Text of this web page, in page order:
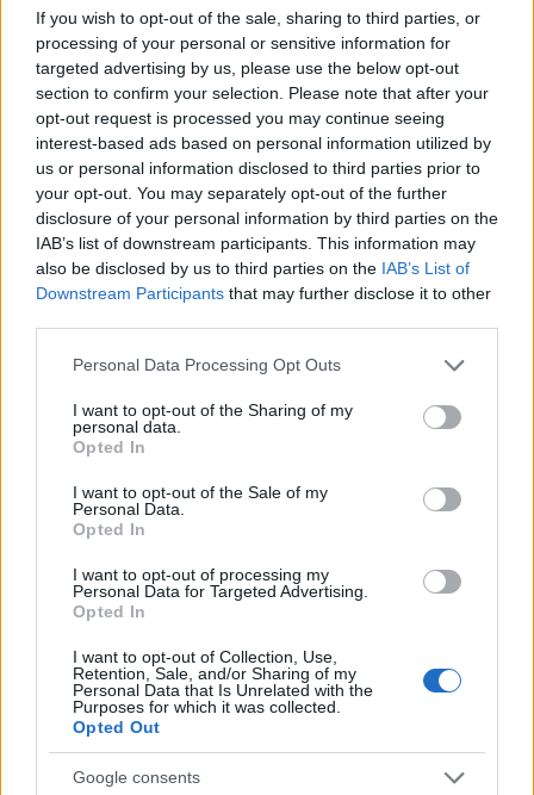
If you wish to opt-out of the sale, sharing to third parties, or
processing of your personal or sensitive information for
targeted advertising by us, please use the below opt-out
section to confirm your selection. Please note that after your
opt-out request is processed you may continue seeing
interest-based ads based on personal information utilized by
us or personal information disclosed to third parties prior to
your opt-out. You may separately opt-out of the further
disclosure of your personal information by third parties on the
IAB’s list of downstream participants. This information may
also be disclosed by us to third parties on the IAB’s List of
Downstream Participants that may further disclose it to other
Please note that this website/app uses one or more Google
not limited to your visit or usage behaviour. You may click to
grant or deny consent to Google and its third-party tags to
use your data for below specified purposes in below Google
consent section.
Personal Data Processing Opt Outs
I want to opt-out of the Sharing of my
personal data.
Opted In
I want to opt-out of the Sale of my
Personal Data.
Opted In
I want to opt-out of processing my
Personal Data for Targeted Advertising.
Opted In
I want to opt-out of Collection, Use,
Retention, Sale, and/or Sharing of my
Personal Data that Is Unrelated with the
Purposes for which it was collected.
Opted Out
Google consents
https://www.youtube.com/watch?v=dQ_LVRa-
YUI&feature=emb_logo
Σε ηλικία 13 ετών δοκίμασε για πρώτη φορά
ναρκωτικά.
«Η μάνα μου δούλευε άπειρες ώρες και η αλήθεια
είναι πως, το έχει παραδεχθεί και εκείνη, ήταν στην
πράγματα. Στα 13 μου ήπια τα πρώτα ναρκωτικά.
Δεν ήρθε κανένας και δεν προσέγγισα κανέναν.
Κάπως έμπλεξαν οι στάνταρ φίλοι μου, στην αρχή
τους κοροϊδευα μέχρι που γύρισε και σε μένα το
πλάκα και με τα χρόνια δεν είχε καθόλου πλάκα.
Για χασίσι μιλάω πάντα και μετά άρχισα να πίνω
χάπια. Κρυφά πάντα από τους φίλους μου. Σιγά
σιγά ήρθαν και τα υπόλοιπα, τα πιο σοβαρά.